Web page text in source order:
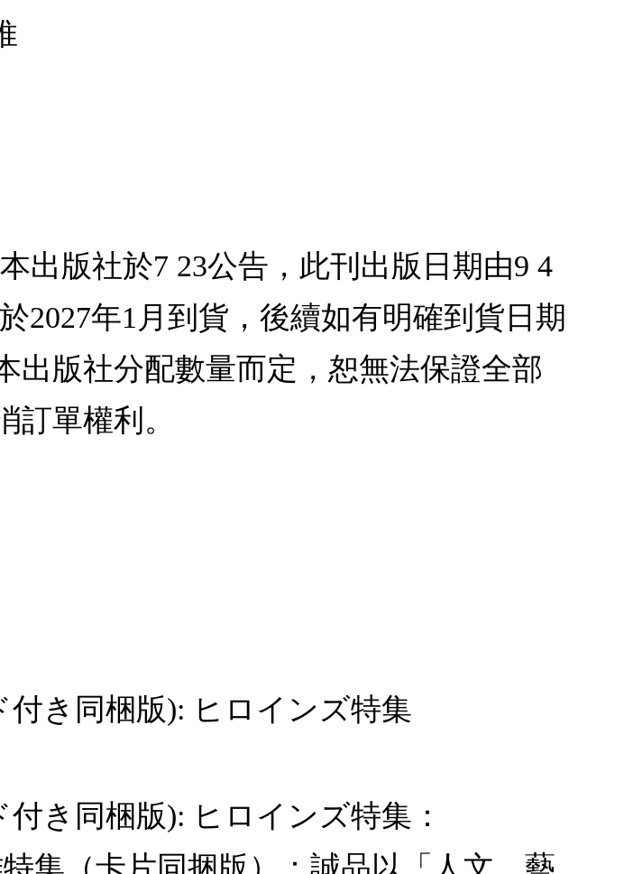
出版社於7 23公告，此刊出版日期由9 4
2027年1月到貨，後續如有明確到貨日期
版社分配數量而定，恕無法保證全部
單權利。
付き同梱版): ヒロインズ特集
付き同梱版): ヒロインズ特集：
特集（卡片同捆版）：誠品以「人文、藝